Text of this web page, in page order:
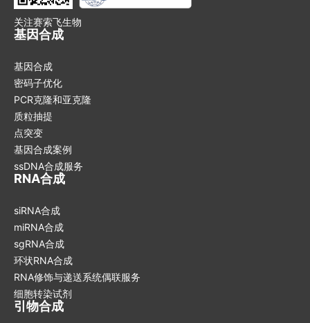
关注赛索飞生物
基因合成
基因合成
密码子优化
PCR克隆和亚克隆
质粒抽提
点突变
基因合成案例
ssDNA合成服务
RNA合成
siRNA合成
miRNA合成
sgRNA合成
环状RNA合成
RNA修饰与递送系统偶联服务
细胞转染试剂
引物合成